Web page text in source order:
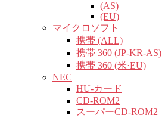
(AS)
(EU)
マイクロソフト
携帯 (ALL)
携帯 360 (JP-KR-AS)
携帯 360 (米·EU)
NEC
HU-カード
CD-ROM2
スーパーCD-ROM2